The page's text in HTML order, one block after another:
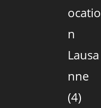
ocatio
n
Lausa
nne
(4)